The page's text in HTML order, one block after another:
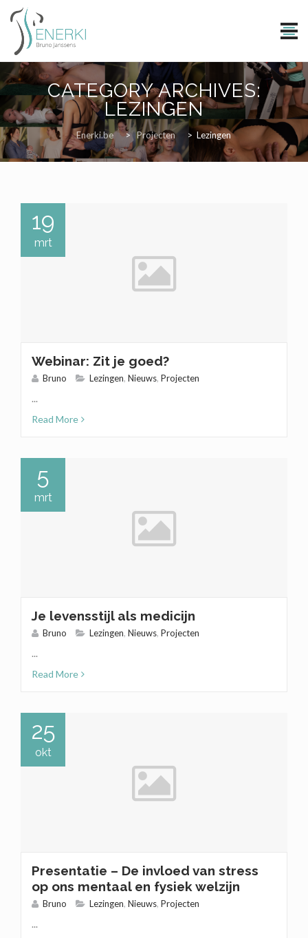
Skip
to
content CATEGORY ARCHIVES:
LEZINGEN
Enerki.be > Projecten > Lezingen
19
mrt
Webinar: Zit je goed?
Bruno Lezingen, Nieuws, Projecten
...
Read More
5
mrt
Je levensstijl als medicijn
Bruno Lezingen, Nieuws, Projecten
...
Read More
25
okt
Presentatie – De invloed van stress
op ons mentaal en fysiek welzijn
Bruno Lezingen, Nieuws, Projecten
...